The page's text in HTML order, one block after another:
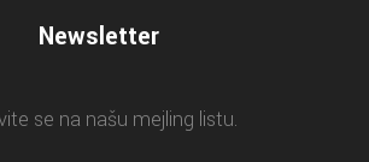
Newsletter
se na našu mejling listu.